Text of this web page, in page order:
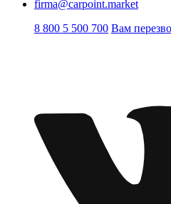
firma@carpoint.market
8 800 5 500 700 Вам